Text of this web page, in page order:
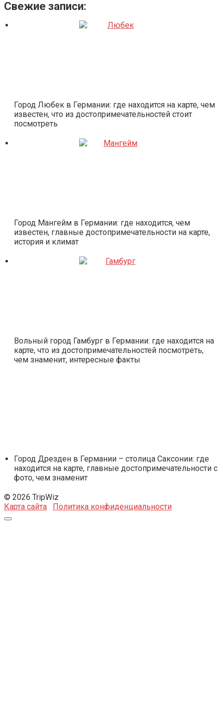
Свежие записи:
Город Любек в Германии: где находится на карте, чем
известен, что из достопримечательностей стоит
посмотреть
Город Мангейм в Германии: где находится, чем
известен, главные достопримечательности на карте,
история и климат
Вольный город Гамбург в Германии: где находится на
карте, что из достопримечательностей посмотреть,
чем знаменит, интересные факты
Город Дрезден в Германии – столица Саксонии: где
находится на карте, главные достопримечательности с
фото, чем знаменит
© 2026 TripWiz
Карта сайта
Политика конфиденциальности